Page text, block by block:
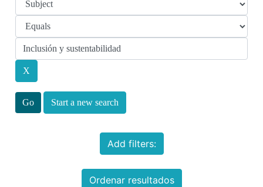
Start a new search
Add filters:
Ordenar resultados